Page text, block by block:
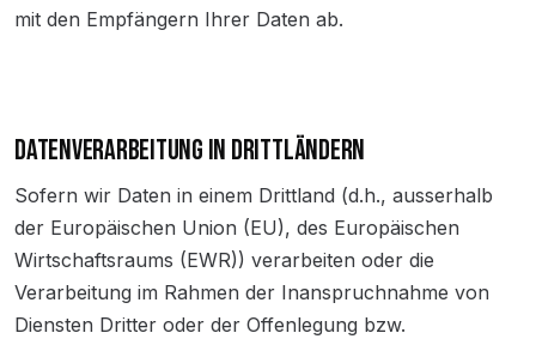
mit den Empfängern Ihrer Daten ab.
DATENVERARBEITUNG IN DRITTLÄNDERN
Sofern wir Daten in einem Drittland (d.h., ausserhalb
der Europäischen Union (EU), des Europäischen
Wirtschaftsraums (EWR)) verarbeiten oder die
Verarbeitung im Rahmen der Inanspruchnahme von
Diensten Dritter oder der Offenlegung bzw.